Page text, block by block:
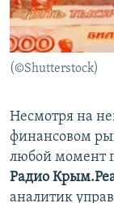
ПОБЕДИТЕЛЕЙ
ELIFBE
Все сайты
(©Shutterstock)
Несмотря на
финансовом
любой момент
Радио
аналитик